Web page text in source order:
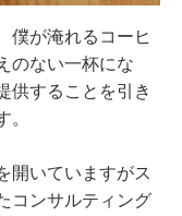
僕が淹れるコーヒ
のない一杯にな
供することを引き
開いていますがス
コンサルティング